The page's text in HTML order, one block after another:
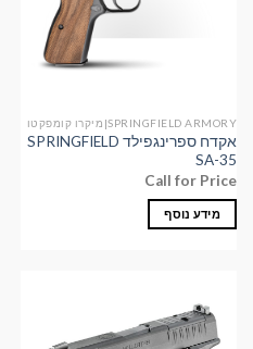
SPRINGFIELD ARMORY|מיקרו קומפקטו
אקדח ספרינגפילד SPRINGFIELD
SA-35
Call for Price
מידע נוסף